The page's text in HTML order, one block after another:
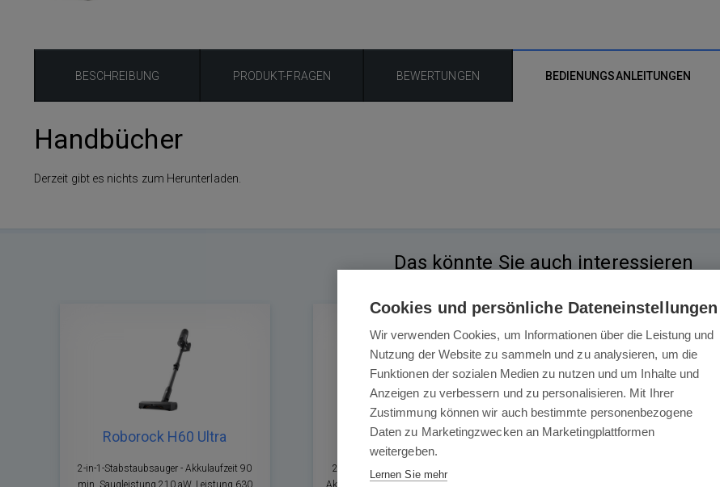
BESCHREIBUNG PRODUKT-FRAGEN BEWERTUNGEN BEDIENUNGSANLEITUNGEN
Handbücher
Derzeit gibt es nichts zum Herunterladen.
Das könnte Sie auch interessieren
Roborock H60 Ultra
2-in-1-Stabstaubsauger - Akkulaufzeit 90
min, Saugleistung 210 aW, Leistung 630
Roborock H60 Hub Ultra
2-in-1-Stabstaubsauger mit Ladestation,
Akkulaufzeit 90 min, Saugleistung 210 aW,
Cookies und persönliche Dateneinstellungen
Wir verwenden Cookies, um Informationen über die Leistung und
Nutzung der Website zu sammeln und zu analysieren, um die
Funktionen der sozialen Medien zu nutzen und um Inhalte und
Anzeigen zu verbessern und zu personalisieren. Mit Ihrer
Zustimmung können wir auch bestimmte personenbezogene
Daten zu Marketingzwecken an Marketingplattformen
weitergeben.
Lernen Sie mehr